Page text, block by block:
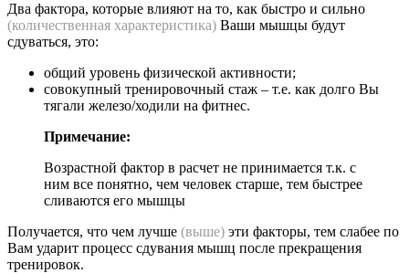
Два фактора, которые влияют на то, как быстро и сильно
(количественная характеристика) Ваши мышцы будут
сдуваться, это:
общий уровень физической активности;
совокупный тренировочный стаж – т.е. как долго Вы
тягали железо/ходили на фитнес.
Примечание:
Возрастной фактор в расчет не принимается т.к. с
ним все понятно, чем человек старше, тем быстрее
сливаются его мышцы
Получается, что чем лучше (выше) эти факторы, тем слабее по
Вам ударит процесс сдувания мышц после прекращения
тренировок.